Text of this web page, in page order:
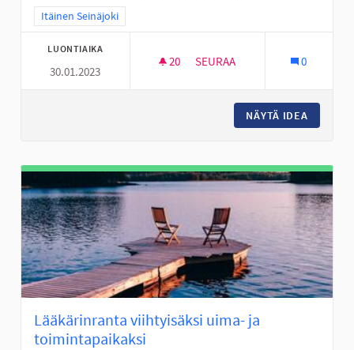
Rajaa tulokset teeman mukaan: Itäinen Seinäjoki
Itäinen Seinäjoki
LUONTIAIKA
30.01.2023
20 20 SEURAAJAA
SEURAA 0
NÄYTÄ IDEA
Lääkärinranta viihtyisäksi uima- ja
toimintapaikaksi